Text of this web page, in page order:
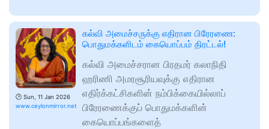
🕑 Sun, 11 Jan 2026
www.ceylonmirror.net
கல்வி அமைச்சருக்கு எதிரான பிரேரணை:
பொதுமக்களிடம் கையொப்பம் திரட்டல்!
கல்வி அமைச்சரான பிரதமர் கலாநிதி
ஹரிணி அமரசூரியவுக்கு எதிரான
எதிர்க்கட்சிகளின் நம்பிக்கையில்லாப்
பிரேரணைக்குப் பொதுமக்களின்
கையொப்பங்களைத்